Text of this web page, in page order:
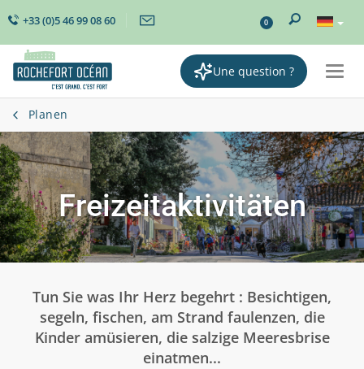
+33 (0)5 46 99 08 60 0
Une question ?
Planen
Freizeitaktivitäten
Tun Sie was Ihr Herz begehrt : Besichtigen,
segeln, fischen, am Strand faulenzen, die
Kinder amüsieren, die salzige Meeresbrise
einatmen...